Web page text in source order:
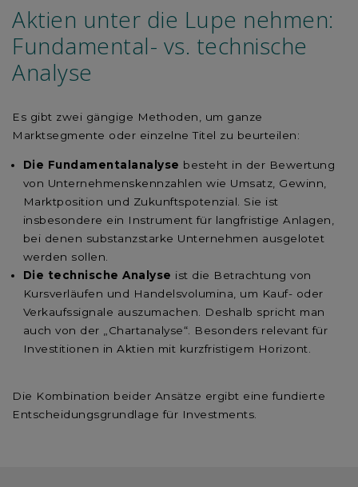
Aktien unter die Lupe nehmen:
Fundamental- vs. technische
Analyse
Es gibt zwei gängige Methoden, um ganze
Marktsegmente oder einzelne Titel zu beurteilen:
Die Fundamentalanalyse besteht in der Bewertung
von Unternehmenskennzahlen wie Umsatz, Gewinn,
Marktposition und Zukunftspotenzial. Sie ist
insbesondere ein Instrument für langfristige Anlagen,
bei denen substanzstarke Unternehmen ausgelotet
werden sollen.
Die technische Analyse ist die Betrachtung von
Kursverläufen und Handelsvolumina, um Kauf- oder
Verkaufssignale auszumachen. Deshalb spricht man
auch von der „Chartanalyse“. Besonders relevant für
Investitionen in Aktien mit kurzfristigem Horizont.
Die Kombination beider Ansätze ergibt eine fundierte
Entscheidungsgrundlage für Investments.